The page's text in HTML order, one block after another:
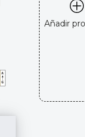
Añadir